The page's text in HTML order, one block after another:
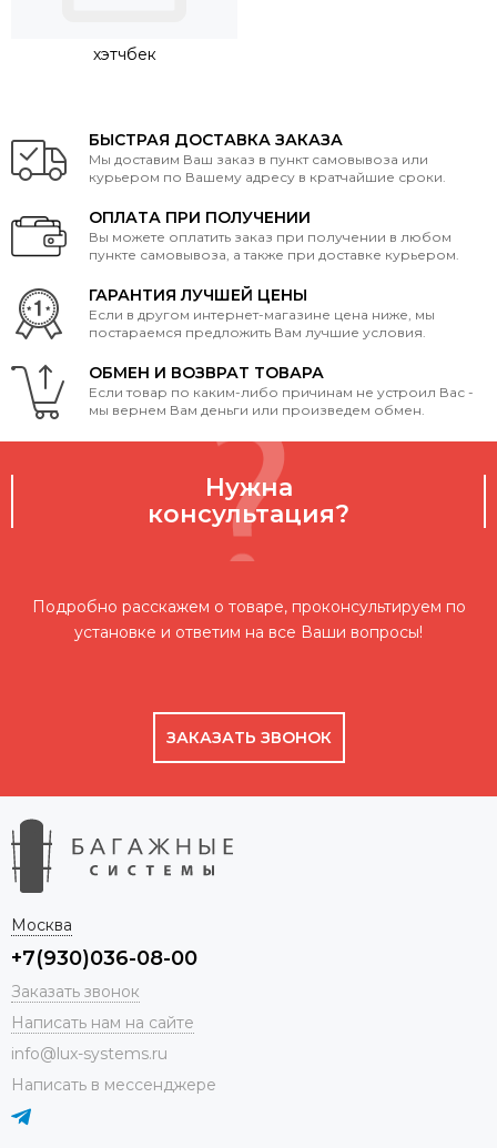
хэтчбек
БЫСТРАЯ ДОСТАВКА ЗАКАЗА
Мы доставим Ваш заказ в пункт самовывоза или
курьером по Вашему адресу в кратчайшие сроки.
ОПЛАТА ПРИ ПОЛУЧЕНИИ
Вы можете оплатить заказ при получении в любом
пункте самовывоза, а также при доставке курьером.
ГАРАНТИЯ ЛУЧШЕЙ ЦЕНЫ
Если в другом интернет-магазине цена ниже, мы
постараемся предложить Вам лучшие условия.
ОБМЕН И ВОЗВРАТ ТОВАРА
Если товар по каким-либо причинам не устроил Вас -
мы вернем Вам деньги или произведем обмен.
Нужна
консультация?
Подробно расскажем о товаре, проконсультируем по
установке и ответим на все Ваши вопросы!
ЗАКАЗАТЬ ЗВОНОК
Москва
+7(930)036-08-00
Заказать звонок
Написать нам на сайте
info@lux-systems.ru
Написать в мессенджере